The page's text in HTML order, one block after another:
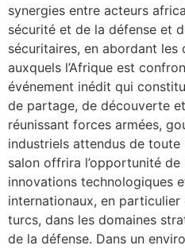
synergies entre acteurs
sécurité et de la défense et
sécuritaires, en abordant les
auxquels l’Afrique est
événement inédit qui
de partage, de découverte
réunissant forces armées,
industriels attendus de toute
salon offrira l’opportunité
innovations technologiques
internationaux, en
turcs, dans les domaines
de la défense. Dans un